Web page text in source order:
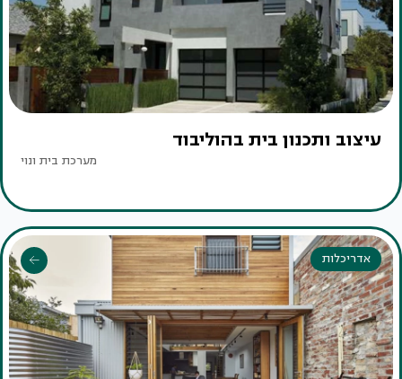
עיצוב ותכנון בית בהוליבוד
מערכת בית ונוי
אדריכלות